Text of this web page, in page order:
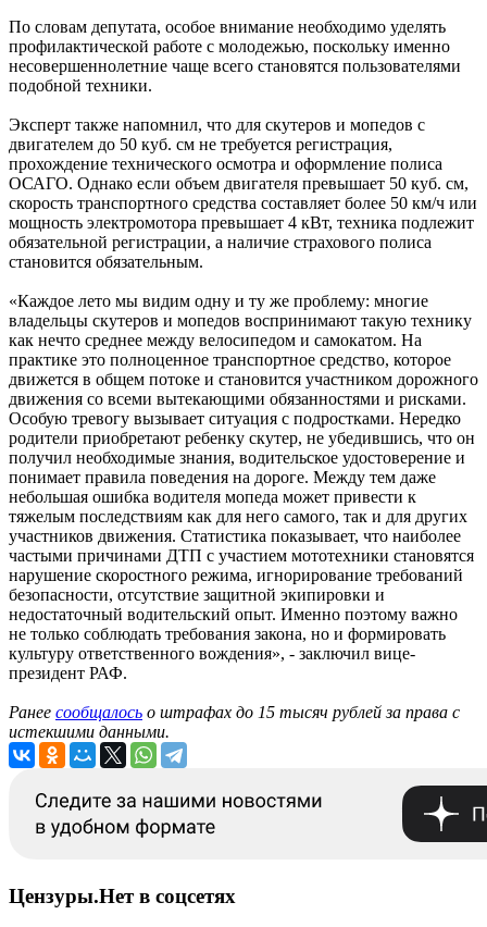
По словам депутата, особое внимание необходимо уделять
профилактической работе с молодежью, поскольку именно
несовершеннолетние чаще всего становятся пользователями
подобной техники.
Эксперт также напомнил, что для скутеров и мопедов с
двигателем до 50 куб. см не требуется регистрация,
прохождение технического осмотра и оформление полиса
ОСАГО. Однако если объем двигателя превышает 50 куб. см,
скорость транспортного средства составляет более 50 км/ч или
мощность электромотора превышает 4 кВт, техника подлежит
обязательной регистрации, а наличие страхового полиса
становится обязательным.
«Каждое лето мы видим одну и ту же проблему: многие
владельцы скутеров и мопедов воспринимают такую технику
как нечто среднее между велосипедом и самокатом. На
практике это полноценное транспортное средство, которое
движется в общем потоке и становится участником дорожного
движения со всеми вытекающими обязанностями и рисками.
Особую тревогу вызывает ситуация с подростками. Нередко
родители приобретают ребенку скутер, не убедившись, что он
получил необходимые знания, водительское удостоверение и
понимает правила поведения на дороге. Между тем даже
небольшая ошибка водителя мопеда может привести к
тяжелым последствиям как для него самого, так и для других
участников движения. Статистика показывает, что наиболее
частыми причинами ДТП с участием мототехники становятся
нарушение скоростного режима, игнорирование требований
безопасности, отсутствие защитной экипировки и
недостаточный водительский опыт. Именно поэтому важно
не только соблюдать требования закона, но и формировать
культуру ответственного вождения», - заключил вице-
президент РАФ.
Ранее сообщалось о штрафах до 15 тысяч рублей за права с
истекшими данными.
Цензуры.Нет в соцсетях